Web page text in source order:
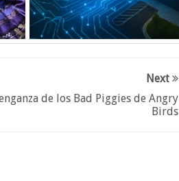
Next
de los Bad Piggies de Angry
Birds